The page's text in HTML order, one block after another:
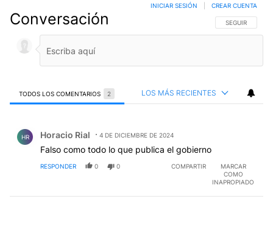
Conversación SIGA ESTA
SEGUIR
INICIAR SESIÓN CREAR CUENTA
TODOS LOS COMENTARIOS 2 LOS MÁS RECIENTES
HR Horacio Rial 4 DE DICIEMBRE DE 2024
Falso como todo lo que publica el gobierno
RESPONDER 0 0 COMPARTIR
MARCAR
COMO
INAPROPIADO